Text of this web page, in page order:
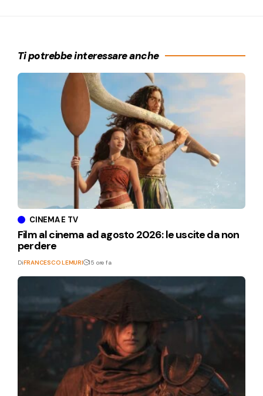
Ti potrebbe interessare anche
CINEMA E TV
Film al cinema ad agosto 2026: le uscite da non
perdere
DiFRANCESCO LEMURI 15 ore fa